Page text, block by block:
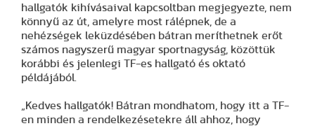
hallgatók kihívásaival kapcsoltban megjegyezte, nem
könnyű az út, amelyre most rálépnek, de a
nehézségek leküzdésében bátran meríthetnek erőt
számos nagyszerű magyar sportnagyság, közöttük
korábbi és jelenlegi TF-es hallgató és oktató
példájából.
„Kedves hallgatók! Bátran mondhatom, hogy itt a TF-
en minden a rendelkezésetekre áll ahhoz, hogy